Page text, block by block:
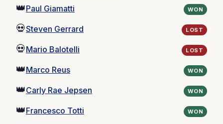
👑Paul Giamatti WON
💀Steven Gerrard LOST
💀Mario Balotelli LOST
👑Marco Reus WON
👑Carly Rae Jepsen WON
👑Francesco Totti WON